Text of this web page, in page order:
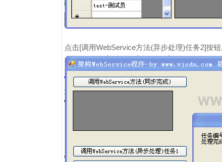
点击[调用WebService方法(异步处理)任务2]按